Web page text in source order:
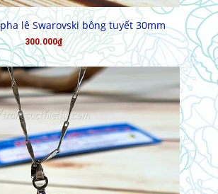
MUA HÀNG
lê Swarovski bông tuyết 30mm
300.000₫